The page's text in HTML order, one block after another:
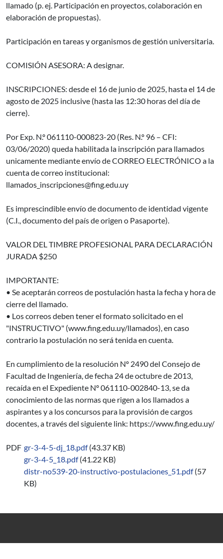
llamado (p. ej. Participación en proyectos, colaboración en
elaboración de propuestas).
Participación en tareas y organismos de gestión universitaria.
COMISIÓN ASESORA: A designar.
INSCRIPCIONES: desde el 16 de junio de 2025, hasta el 14 de
agosto de 2025 inclusive (hasta las 12:30 horas del día de
cierre).
Por Exp. N.º 061110-000823-20 (Res. N.º 96 – CFI:
03/06/2020) queda habilitada la inscripción para llamados
unicamente mediante envío de CORREO ELECTRÓNICO a la
cuenta de correo institucional:
llamados_inscripciones@fing.edu.uy
Es imprescindible envío de documento de identidad vigente
(C.I., documento del país de origen o Pasaporte).
VALOR DEL TIMBRE PROFESIONAL PARA DECLARACIÓN
JURADA $250
IMPORTANTE:
• Se aceptarán correos de postulación hasta la fecha y hora de
cierre del llamado.
• Los correos deben tener el formato solicitado en el
"INSTRUCTIVO" (www.fing.edu.uy/llamados), en caso
contrario la postulación no será tenida en cuenta.
En cumplimiento de la resolución Nº 2490 del Consejo de
Facultad de Ingeniería, de fecha 24 de octubre de 2013,
recaída en el Expediente Nº 061110-002840-13, se da
conocimiento de las normas que rigen a los llamados a
aspirantes y a los concursos para la provisión de cargos
docentes, a través del siguiente link: https://www.fing.edu.uy/
PDF gr-3-4-5-dj_18.pdf (43.37 KB)
gr-3-4-5_18.pdf (41.22 KB)
distr-no539-20-instructivo-postulaciones_51.pdf (57
KB)